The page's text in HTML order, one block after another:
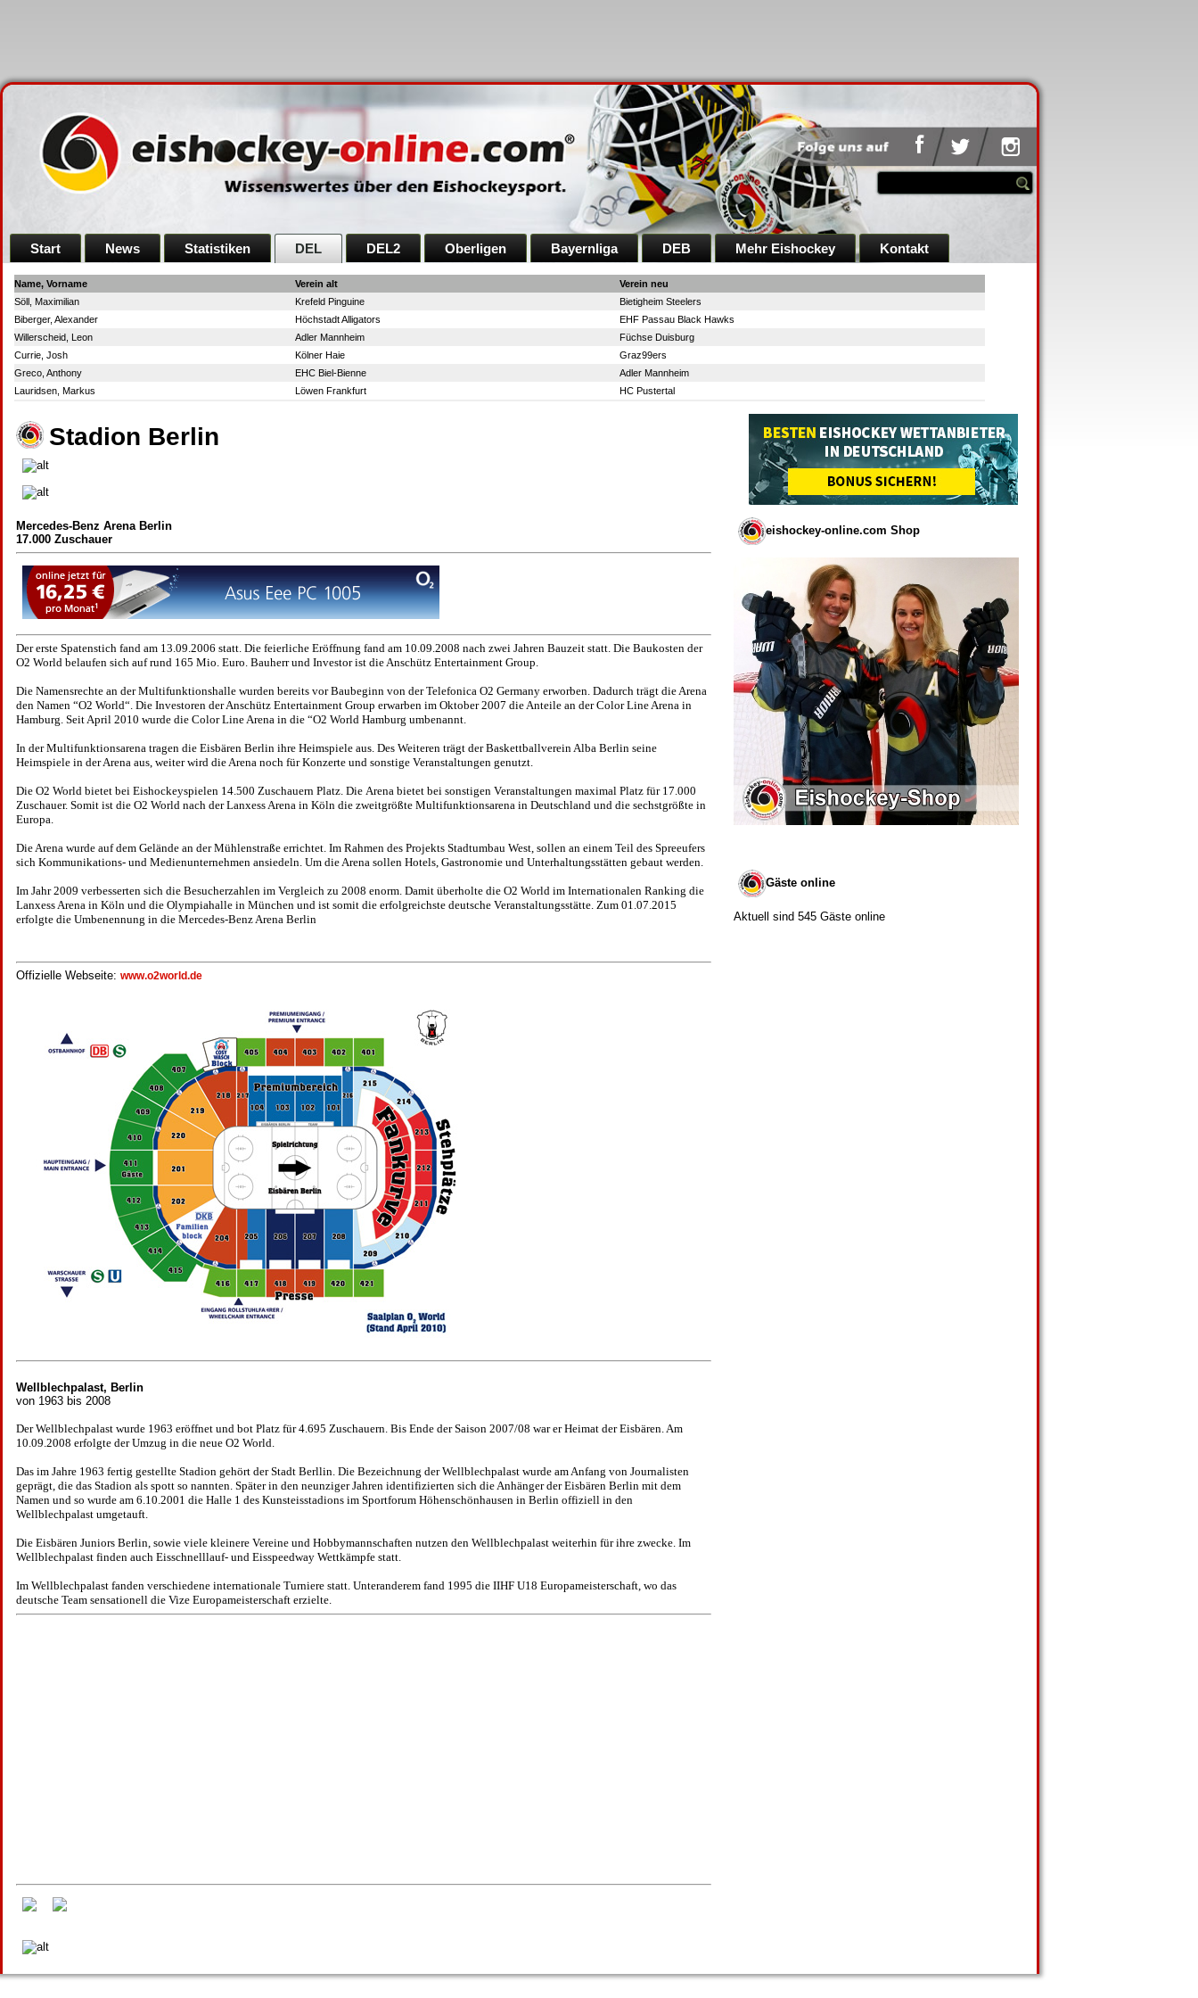
Start News Statistiken DEL DEL2 Oberligen Bayernliga DEB Mehr Eishockey Kontakt
Stadion Berlin
Mercedes-Benz Arena Berlin
17.000 Zuschauer
Der erste Spatenstich fand am 13.09.2006 statt. Die feierliche Eröffnung fand am 10.09.2008 nach zwei Jahren Bauzeit statt. Die Baukosten der
O2 World belaufen sich auf rund 165 Mio. Euro. Bauherr und Investor ist die Anschütz Entertainment Group.
Die Namensrechte an der Multifunktionshalle wurden bereits vor Baubeginn von der Telefonica O2 Germany erworben. Dadurch trägt die Arena
den Namen “O2 World“. Die Investoren der Anschütz Entertainment Group erwarben im Oktober 2007 die Anteile an der Color Line Arena in
Hamburg. Seit April 2010 wurde die Color Line Arena in die “O2 World Hamburg umbenannt.
In der Multifunktionsarena tragen die Eisbären Berlin ihre Heimspiele aus. Des Weiteren trägt der Baskettballverein Alba Berlin seine
Heimspiele in der Arena aus, weiter wird die Arena noch für Konzerte und sonstige Veranstaltungen genutzt.
Die O2 World bietet bei Eishockeyspielen 14.500 Zuschauern Platz. Die Arena bietet bei sonstigen Veranstaltungen maximal Platz für 17.000
Zuschauer. Somit ist die O2 World nach der Lanxess Arena in Köln die zweitgrößte Multifunktionsarena in Deutschland und die sechstgrößte in
Europa.
Die Arena wurde auf dem Gelände an der Mühlenstraße errichtet. Im Rahmen des Projekts Stadtumbau West, sollen an einem Teil des Spreeufers
sich Kommunikations- und Medienunternehmen ansiedeln. Um die Arena sollen Hotels, Gastronomie und Unterhaltungsstätten gebaut werden.
Im Jahr 2009 verbesserten sich die Besucherzahlen im Vergleich zu 2008 enorm. Damit überholte die O2 World im Internationalen Ranking die
Lanxess Arena in Köln und die Olympiahalle in München und ist somit die erfolgreichste deutsche Veranstaltungsstätte. Zum 01.07.2015
erfolgte die Umbenennung in die Mercedes-Benz Arena Berlin
Offizielle Webseite: www.o2world.de
Wellblechpalast, Berlin
von 1963 bis 2008
Der Wellblechpalast wurde 1963 eröffnet und bot Platz für 4.695 Zuschauern. Bis Ende der Saison 2007/08 war er Heimat der Eisbären. Am
10.09.2008 erfolgte der Umzug in die neue O2 World.
Das im Jahre 1963 fertig gestellte Stadion gehört der Stadt Berllin. Die Bezeichnung der Wellblechpalast wurde am Anfang von Journalisten
geprägt, die das Stadion als spott so nannten. Später in den neunziger Jahren identifizierten sich die Anhänger der Eisbären Berlin mit dem
Namen und so wurde am 6.10.2001 die Halle 1 des Kunsteisstadions im Sportforum Höhenschönhausen in Berlin offiziell in den
Wellblechpalast umgetauft.
Die Eisbären Juniors Berlin, sowie viele kleinere Vereine und Hobbymannschaften nutzen den Wellblechpalast weiterhin für ihre zwecke. Im
Wellblechpalast finden auch Eisschnelllauf- und Eisspeedway Wettkämpfe statt.
Im Wellblechpalast fanden verschiedene internationale Turniere statt. Unteranderem fand 1995 die IIHF U18 Europameisterschaft, wo das
deutsche Team sensationell die Vize Europameisterschaft erzielte.
eishockey-online.com Shop
Gäste online
Aktuell sind 545 Gäste online